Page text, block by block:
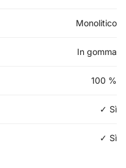
Monolitico
In gomma
100 %
✓ Sì
✓ Sì